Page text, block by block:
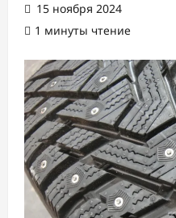
15 ноября 2024
1 минуты чтение